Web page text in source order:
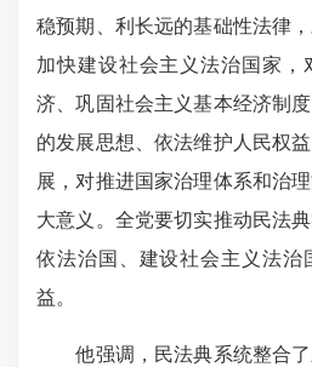
稳预期、利长远的基础性法律
加快建设社会主义法治国家，
济、巩固社会主义基本经济制
的发展思想、依法维护人民权
展，对推进国家治理体系和治
大意义。全党要切实推动民法
依法治国、建设社会主义法治
益。
他强调，民法典系统整合了